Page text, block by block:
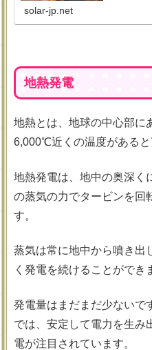
バイオマス
コスト問題
solar-jp.net
地熱発電
地熱とは、地球の中心部に
6,000℃近くの温度があると
地熱発電は、地中の奥深く
の蒸気の力でタービンを回
す。
蒸気は常に地中から噴き出
く発電を続けることができ
発電量はまだまだ少ないで
では、安定して電力を生み
電が注目されています。